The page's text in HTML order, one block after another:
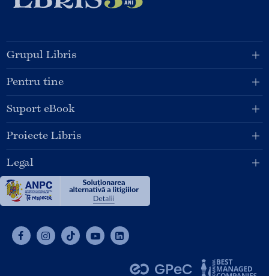
Grupul Libris
Pentru tine
Suport eBook
Proiecte Libris
Legal